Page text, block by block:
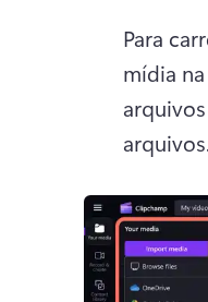
Para
mídia